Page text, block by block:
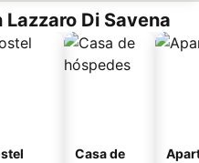
Di Savena
Casa de